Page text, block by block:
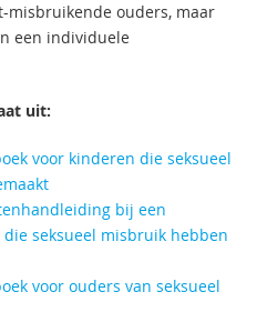
misbruikende ouders, maar
een individuele
uit:
voor kinderen die seksueel
bij een
seksueel misbruik hebben
voor ouders van seksueel